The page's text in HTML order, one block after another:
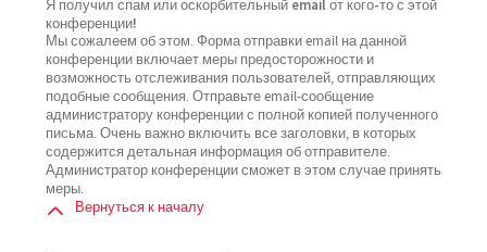
Я получил спам или оскорбительный email от кого-то с этой
конференции!
Мы сожалеем об этом. Форма отправки email на данной
конференции включает меры предосторожности и
возможность отслеживания пользователей, отправляющих
подобные сообщения. Отправьте email-сообщение
администратору конференции с полной копией полученного
письма. Очень важно включить все заголовки, в которых
содержится детальная информация об отправителе.
Администратор конференции сможет в этом случае принять
меры.
Вернуться к началу